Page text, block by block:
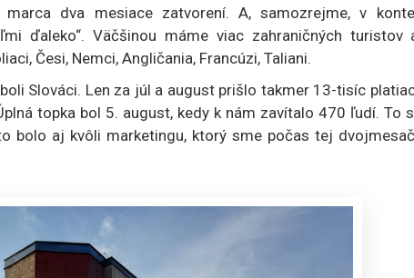
dva mesiace zatvorení. A, samozrejme, v
ďaleko“. Väčšinou máme viac zahraničných turistov
Česi, Nemci, Angličania, Francúzi, Taliani.
Slováci. Len za júl a august prišlo takmer 13-tisíc
topka bol 5. august, kedy k nám zavítalo 470 ľudí. To
bolo aj kvôli marketingu, ktorý sme počas tej